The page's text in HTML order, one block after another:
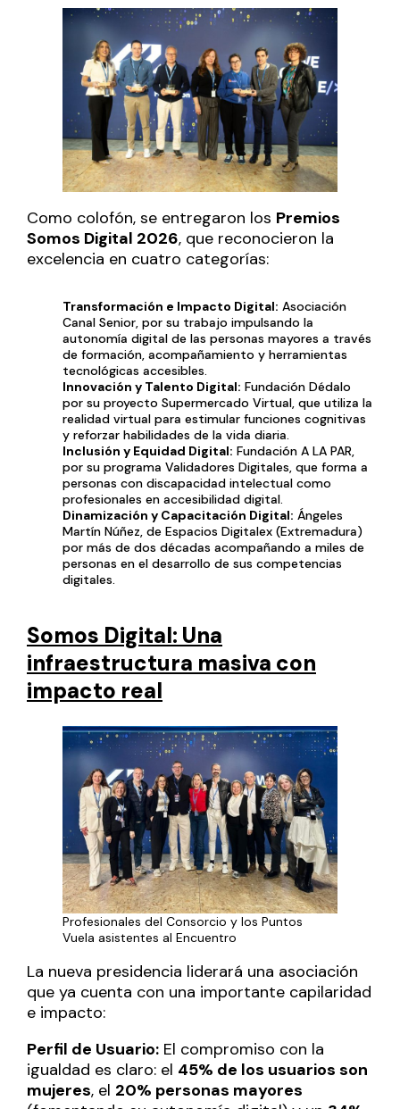
Como colofón, se entregaron los Premios
Somos Digital 2026, que reconocieron la
excelencia en cuatro categorías:
Transformación e Impacto Digital: Asociación
Canal Senior, por su trabajo impulsando la
autonomía digital de las personas mayores a través
de formación, acompañamiento y herramientas
tecnológicas accesibles.
Innovación y Talento Digital: Fundación Dédalo
por su proyecto Supermercado Virtual, que utiliza la
realidad virtual para estimular funciones cognitivas
y reforzar habilidades de la vida diaria.
Inclusión y Equidad Digital: Fundación A LA PAR,
por su programa Validadores Digitales, que forma a
personas con discapacidad intelectual como
profesionales en accesibilidad digital.
Dinamización y Capacitación Digital: Ángeles
Martín Núñez, de Espacios Digitalex (Extremadura)
por más de dos décadas acompañando a miles de
personas en el desarrollo de sus competencias
digitales.
Somos Digital: Una
infraestructura masiva con
impacto real
Profesionales del Consorcio y los Puntos
Vuela asistentes al Encuentro
La nueva presidencia liderará una asociación
que ya cuenta con una importante capilaridad
e impacto:
Perfil de Usuario: El compromiso con la
igualdad es claro: el 45% de los usuarios son
mujeres, el 20% personas mayores